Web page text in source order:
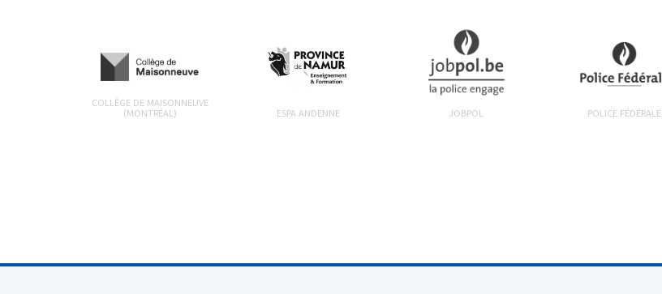
COLLÈGE DE MAISONNEUVE
(MONTRÉAL)
ESPA ANDENNE JOBPOL POLICE FÉDÉRALE